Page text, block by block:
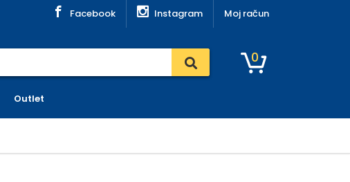
Facebook Instagram Moj račun
0
Outlet